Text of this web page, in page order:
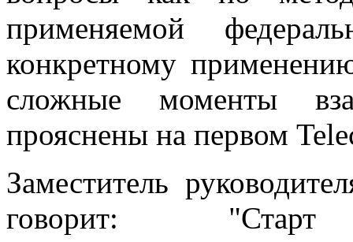
применяемой
конкретному
сложные моменты
прояснены на первом
Заместитель
говорит: